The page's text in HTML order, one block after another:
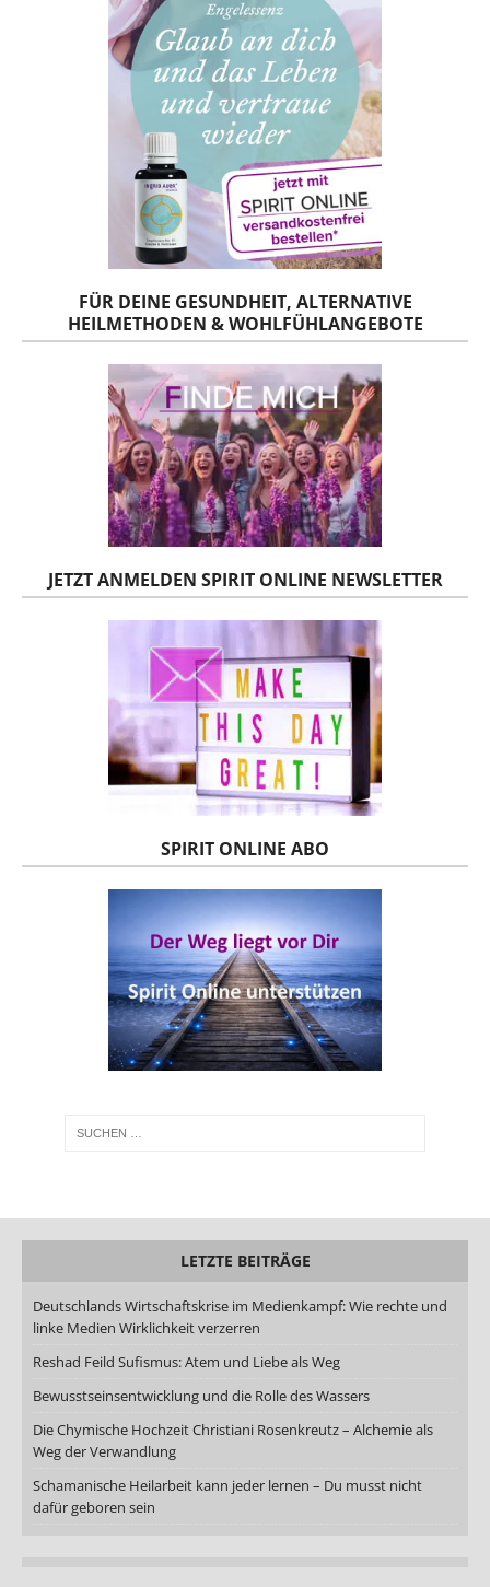
FÜR DEINE GESUNDHEIT, ALTERNATIVE
HEILMETHODEN & WOHLFÜHLANGEBOTE
JETZT ANMELDEN SPIRIT ONLINE NEWSLETTER
SPIRIT ONLINE ABO
LETZTE BEITRÄGE
Deutschlands Wirtschaftskrise im Medienkampf: Wie rechte und
linke Medien Wirklichkeit verzerren
Reshad Feild Sufismus: Atem und Liebe als Weg
Bewusstseinsentwicklung und die Rolle des Wassers
Die Chymische Hochzeit Christiani Rosenkreutz – Alchemie als
Weg der Verwandlung
Schamanische Heilarbeit kann jeder lernen – Du musst nicht
dafür geboren sein